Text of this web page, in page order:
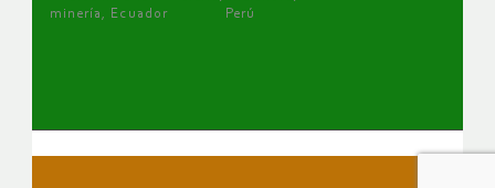
minería, Ecuador
Perú